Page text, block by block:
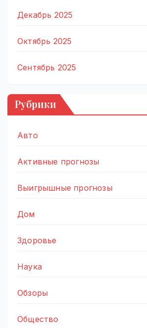
Декабрь 2025
Октябрь 2025
Сентябрь 2025
Рубрики
Авто
Активные прогнозы
Выигрышные прогнозы
Дом
Здоровье
Наука
Обзоры
Общество